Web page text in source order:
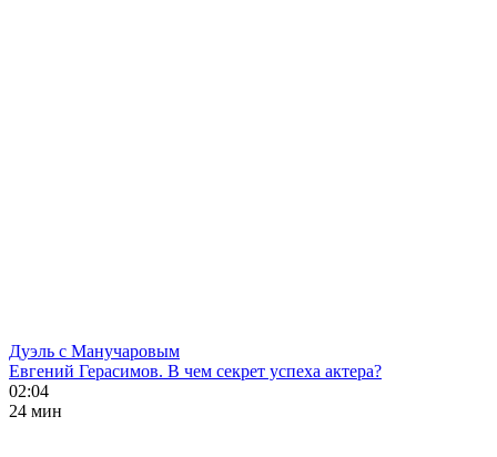
Дуэль с Манучаровым
Евгений Герасимов. В чем секрет успеха актера?
02:04
24 мин